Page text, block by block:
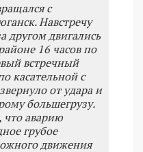
с
Навстречу
другом двигались
16 часов по
встречный
касательной с
от удара и
большегрузу.
что аварию
грубое
движения